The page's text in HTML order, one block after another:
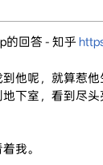
的回答 - 知乎
他呢，就算惹
下室，看到尽头
我。